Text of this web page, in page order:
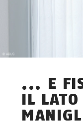
... E
IL